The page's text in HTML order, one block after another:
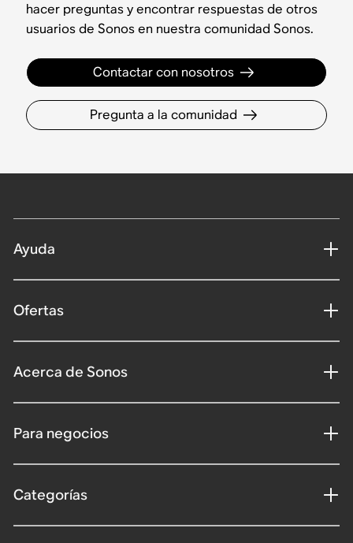
hacer preguntas y encontrar respuestas de otros
usuarios de Sonos en nuestra comunidad Sonos.
Contactar con nosotros
Pregunta a la comunidad
Ayuda
Ofertas
Acerca de Sonos
Para negocios
Categorías